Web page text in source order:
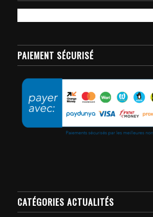
PAIEMENT SÉCURISÉ
CATÉGORIES ACTUALITÉS